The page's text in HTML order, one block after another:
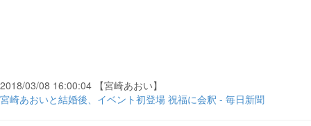
2018/03/08 16:00:04 【宮崎あおい】
宮崎あおいと結婚後、イベント初登場 祝福に会釈 - 毎日新聞